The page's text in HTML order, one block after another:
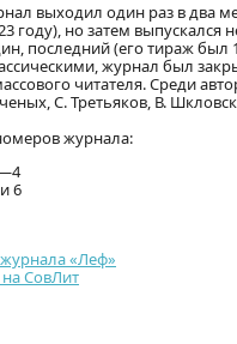
выходил один раз в два
году), но затем выпускался
последний (его тираж был
журнал был
читателя. Среди
С. Третьяков, В.
журнала:
6
«Леф»
СовЛит